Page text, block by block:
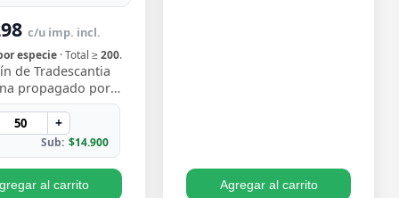
c/u imp. incl.
especie · Total ≥200.
de Tradescantia
propagado por
enraizado, con ese
follaje bicolor de
morado y pl…
+
Sub: $14.900
al carrito Agregar al carrito